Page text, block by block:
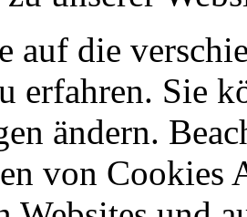
auf die
erfahren. Sie
ändern.
von Cookies